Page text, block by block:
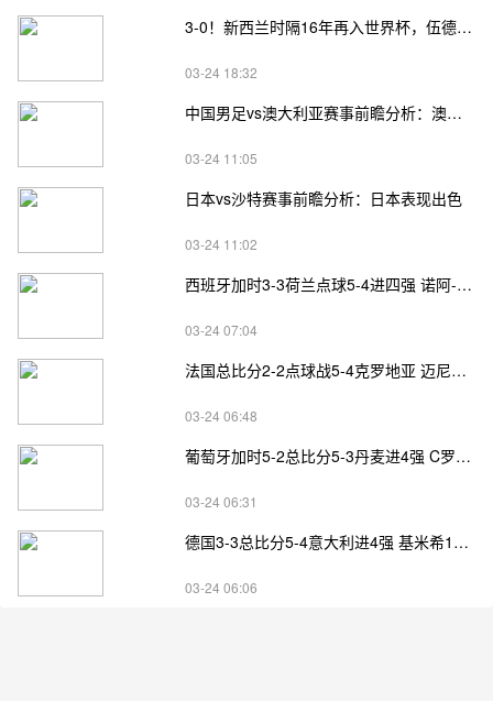
3-0！新西兰时隔16年再入世界杯，伍德将二度征战
03-24 18:32
中国男足vs澳大利亚赛事前瞻分析：澳大利亚进攻不俗
03-24 11:05
日本vs沙特赛事前瞻分析：日本表现出色
03-24 11:02
西班牙加时3-3荷兰点球5-4进四强 诺阿-朗&马伦失点
03-24 07:04
法国总比分2-2点球战5-4克罗地亚 迈尼昂两扑点
03-24 06:48
葡萄牙加时5-2总比分5-3丹麦进4强 C罗失点+补射破门
03-24 06:31
德国3-3总比分5-4意大利进4强 基米希1射2传小基恩双响
03-24 06:06